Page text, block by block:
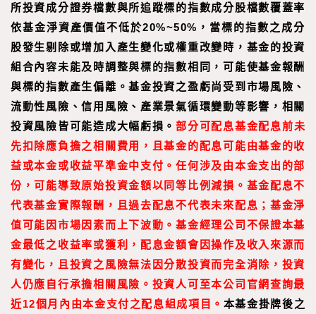
所投資成分證券檔數與所追蹤標的指數成分股檔數覆蓋率
依基金淨資產價值不低於20%~50%，當標的指數之成分
股發生剔除或增加入產生變化或權重改變時，基金的投資
組合內容未能及時調整與標的指數相同，可能使基金報酬
與標的指數產生偏離。基金投資之盈虧尚受到市場風險、
流動性風險、信用風險、產業景氣循環變動等影響，相關
投資風險皆可能造成大幅虧損。部分可配息基金配息前未
先扣除應負擔之相關費用，且基金的配息可能由基金的收
益或本金或收益平準金中支付。任何涉及由本金支出的部
份，可能導致原始投資金額以同等比例減損。基金配息不
代表基金實際報酬，且過去配息不代表未來配息；基金淨
值可能因市場因素而上下波動。基金經理公司不保證本基
金最低之收益率或獲利，配息金額會因操作及收入來源而
有變化，且投資之風險無法因分散投資而完全消除，投資
人仍應自行承擔相關風險。投資人可至本公司官網查詢最
近12個月內由本金支付之配息組成項目。 本基金掛牌後之